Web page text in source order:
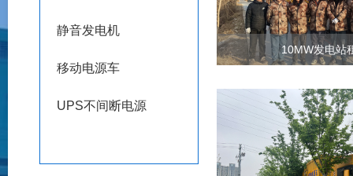
静音发电机
移动电源车
UPS不间断电源
10MW发电站